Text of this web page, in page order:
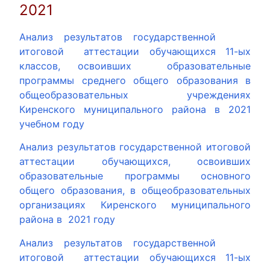
2021
Анализ результатов государственной
итоговой аттестации обучающихся 11-ых
классов, освоивших образовательные
программы среднего общего образования в
общеобразовательных учреждениях
Киренского муниципального района в 2021
учебном году
Анализ результатов государственной итоговой
аттестации обучающихся, освоивших
образовательные программы основного
общего образования, в общеобразовательных
организациях Киренского муниципального
района в 2021 году
Анализ результатов государственной
итоговой аттестации обучающихся 11-ых